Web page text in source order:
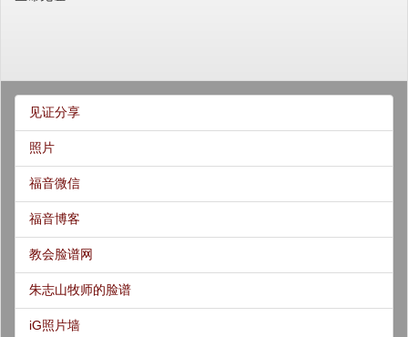
见证分享
照片
福音微信
福音博客
教会脸谱网
朱志山牧师的脸谱
iG照片墙